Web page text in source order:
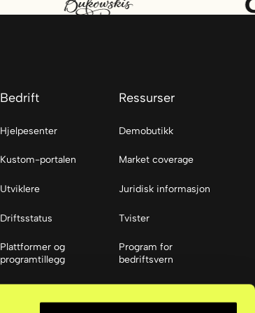
Bedrift
Hjelpesenter
Kustom-portalen
Utviklere
Driftsstatus
Plattformer og
programtillegg
Ressurser
Demobutikk
Market coverage
Juridisk informasjon
Tvister
Program for
bedriftsvern